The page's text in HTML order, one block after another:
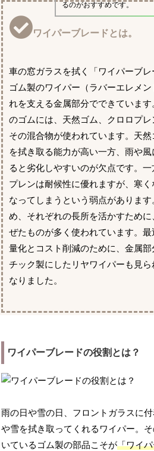
るのがおすすめです。
ワイパーブレードとは。
車の窓ガラスを拭く「ワイパーブレ
ゴム製のワイパー（ラバーエレメン
れを支える金属部分でできています
のゴムには、天然ゴム、クロロプレ
その混合物が使われています。天
を拭き取る能力が高い一方、雨や
ると劣化しやすいのが欠点です。一
プレンは耐候性に優れますが、寒く
なってしまうという弱点があります
め、それぞれの長所を活かすために
ぜたものが多く使われています。最
量化とコスト削減のために、金属部
チック製にしたリヤワイパーも見ら
なりました。
ワイパーブレードの役割とは？
雨の日や雪の日、フロントガラスに
や雪を拭き取ってくれるワイパー。
いているゴム製の部品こそが「ワイ